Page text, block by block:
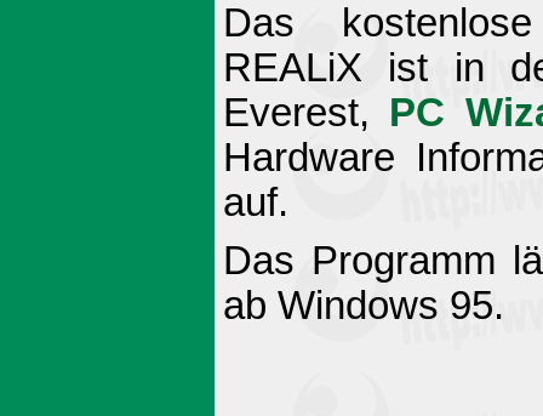
Das
REALiX ist in
Everest, PC
Hardware
auf.
Das Programm
ab Windows 95.